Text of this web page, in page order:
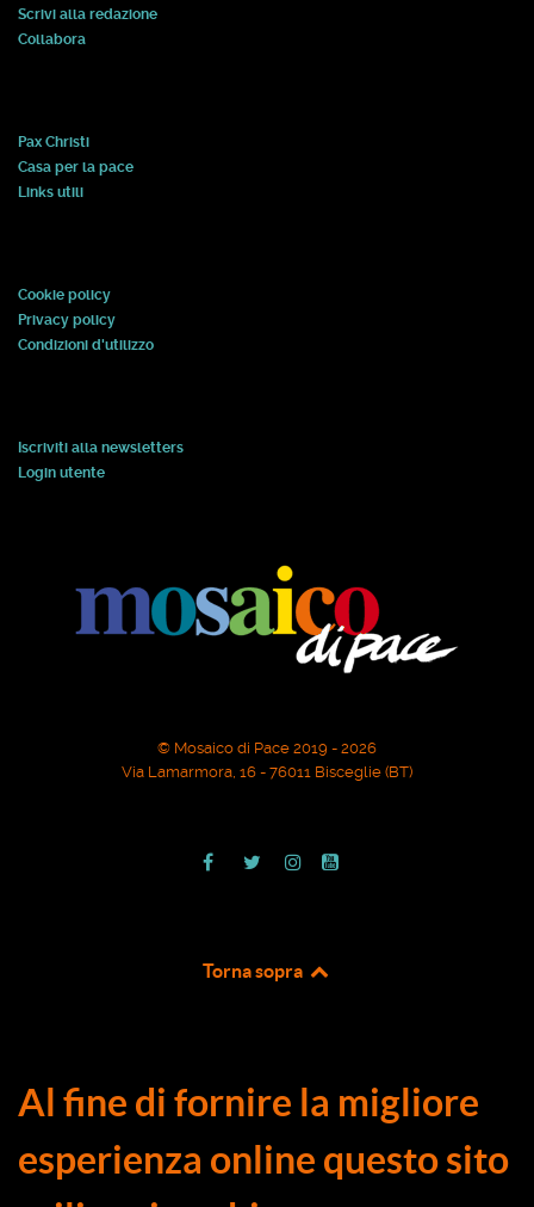
Scrivi alla redazione
Collabora
Pax Christi
Casa per la pace
Links utili
Cookie policy
Privacy policy
Condizioni d'utilizzo
Iscriviti alla newsletters
Login utente
© Mosaico di Pace 2019 - 2026
Via Lamarmora, 16 - 76011 Bisceglie (BT)
Torna sopra
Al fine di fornire la migliore
esperienza online questo sito